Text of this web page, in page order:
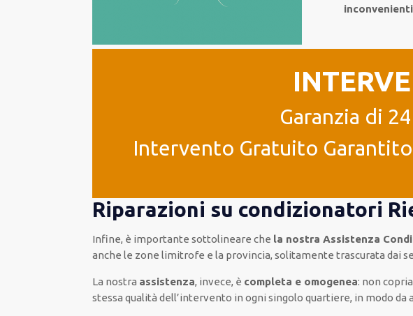
Garanzia di
Intervento Gratuito
Riparazioni su condizionatori
Infine, è importante sottolineare che la nostra Assistenza
anche le zone limitrofe e la provincia, solitamente trascurata dai
La nostra assistenza, invece, è completa e omogenea: non
stessa qualità dell’intervento in ogni singolo quartiere, in modo